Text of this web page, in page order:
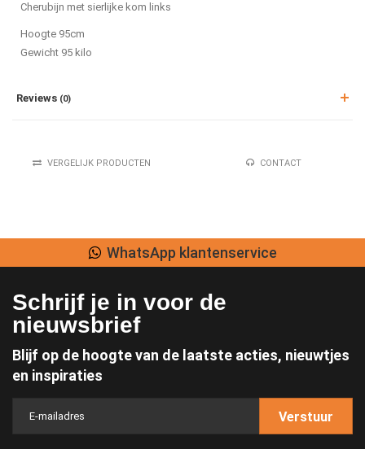
Cherubijn met sierlijke kom links
Hoogte 95cm
Gewicht 95 kilo
Reviews (0)
VERGELIJK PRODUCTEN CONTACT
WhatsApp klantenservice
Schrijf je in voor de
nieuwsbrief
Blijf op de hoogte van de laatste acties, nieuwtjes
en inspiraties
Verstuur